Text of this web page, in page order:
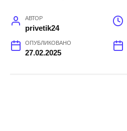
АВТОР
privetik24
ОПУБЛИКОВАНО
27.02.2025